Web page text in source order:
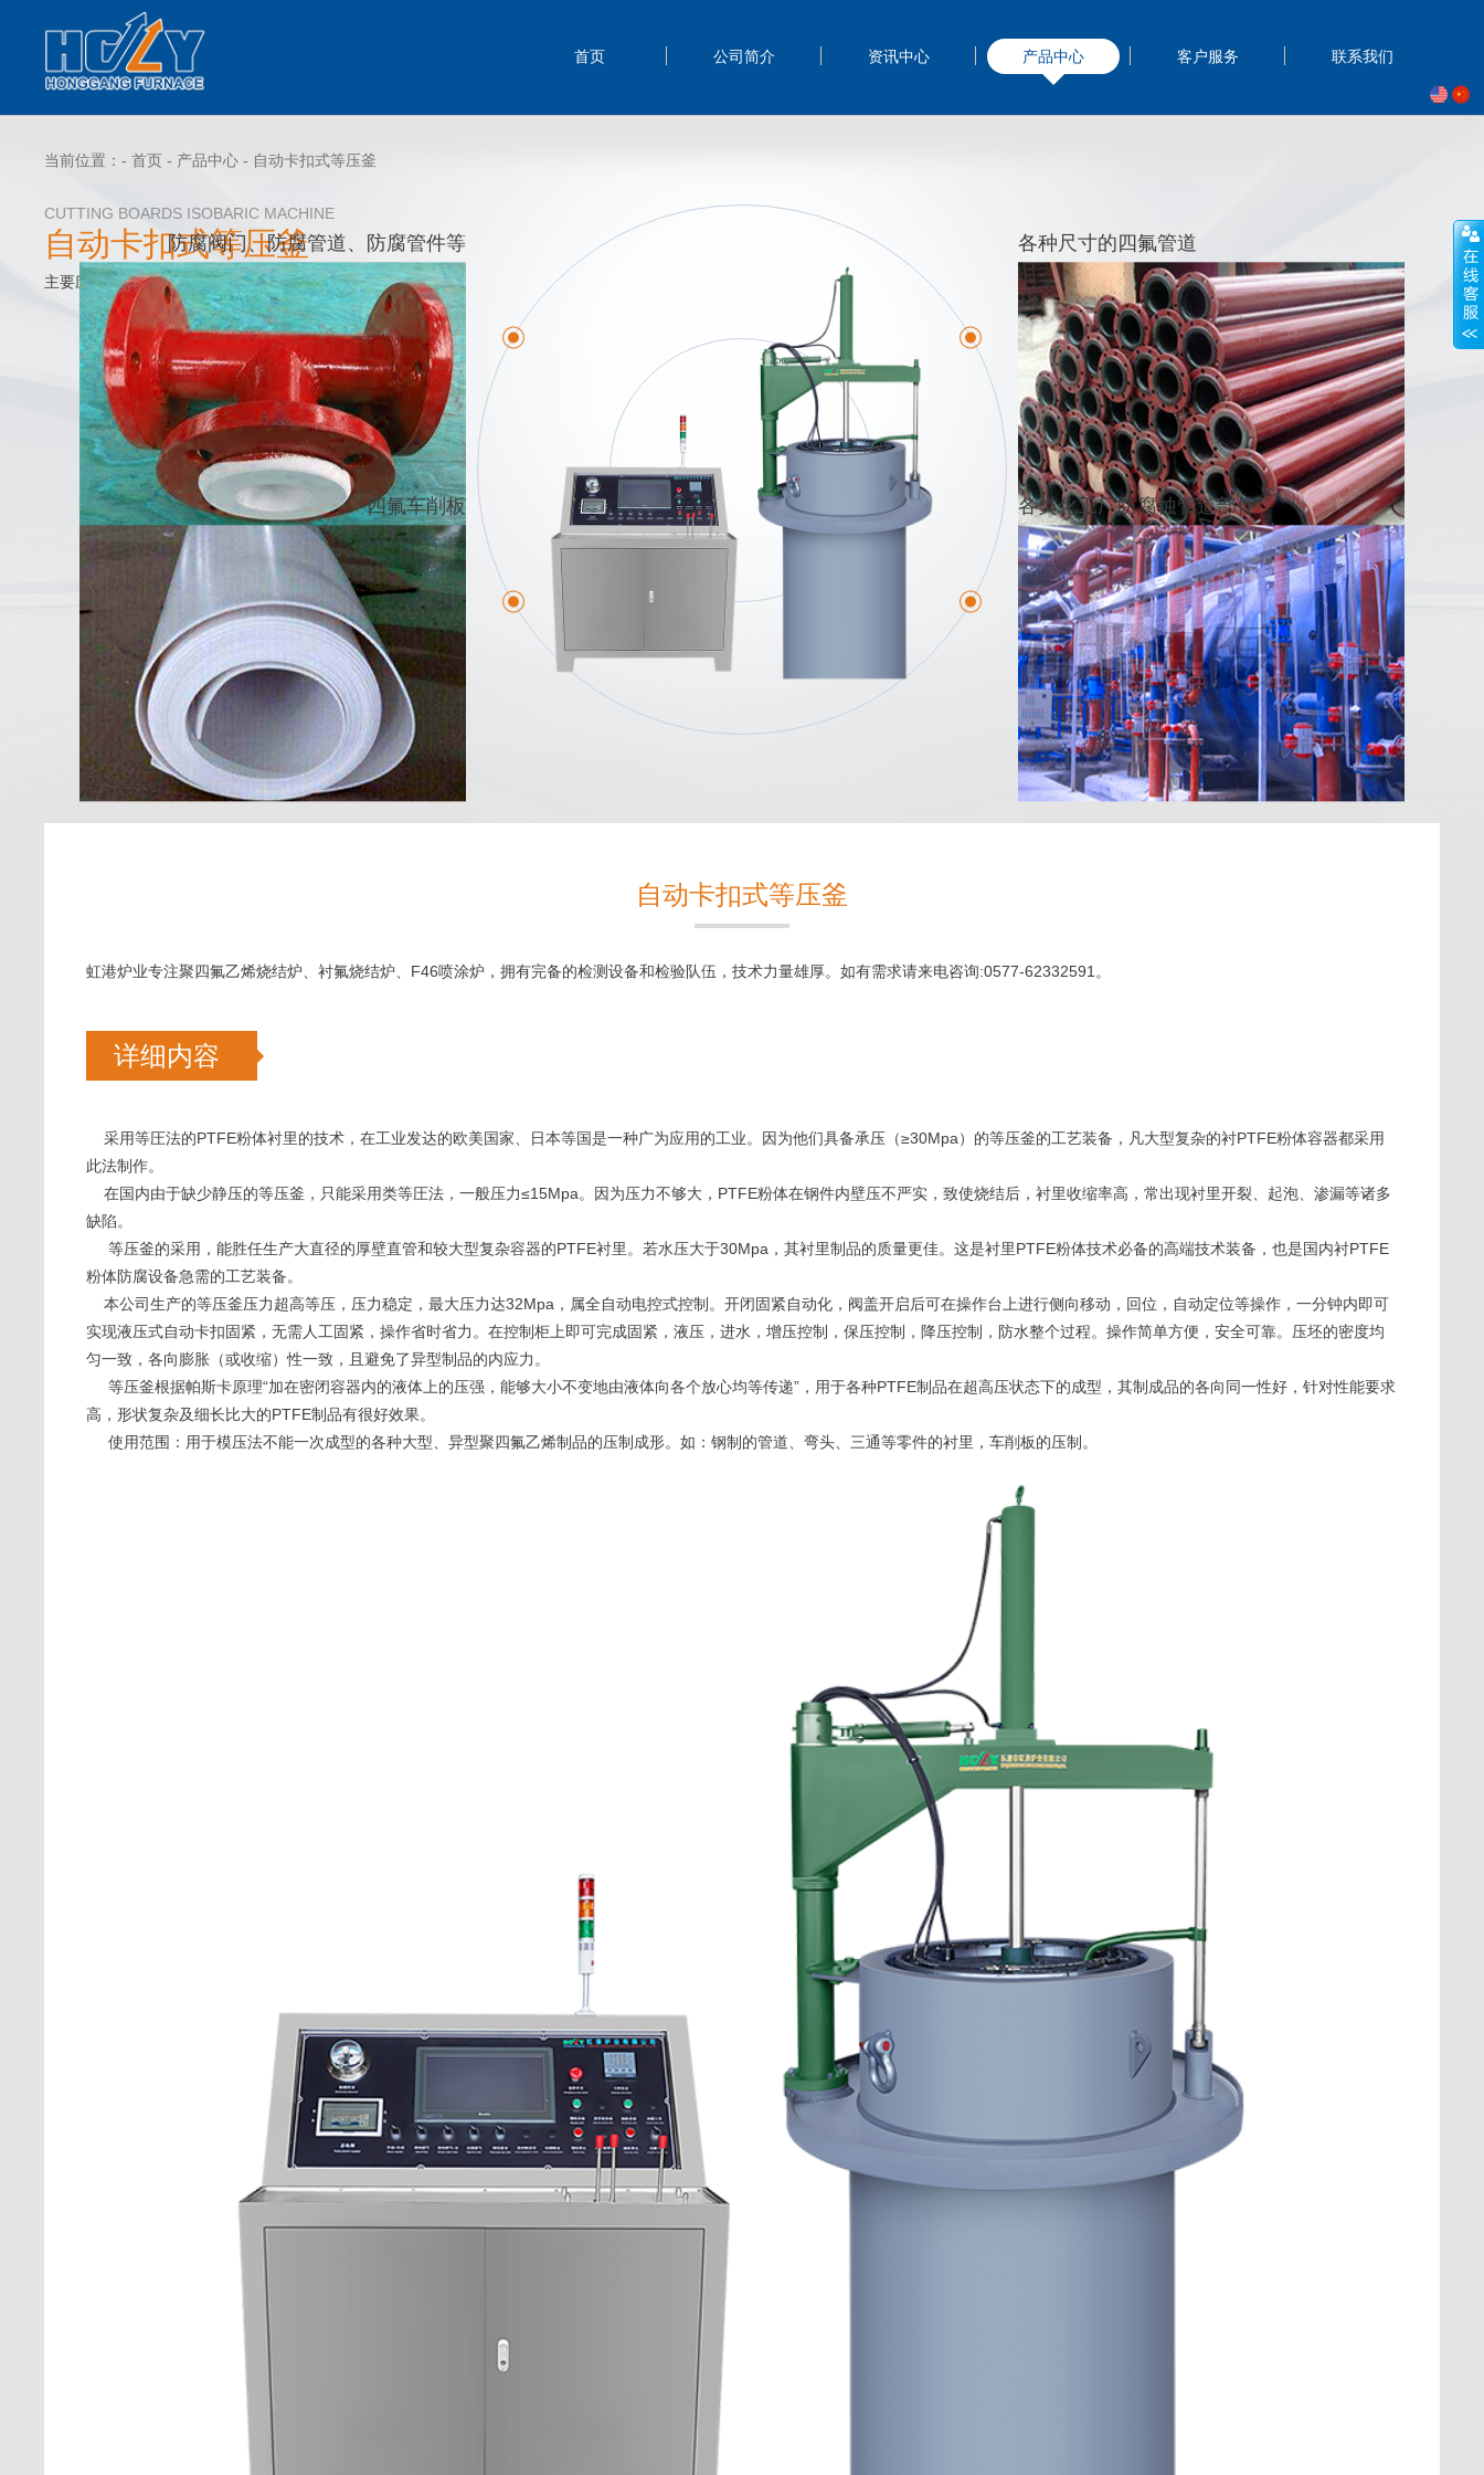
首页 公司简介 资讯中心 产品中心 客户服务 联系我们
当前位置：-首页 - 产品中心 - 自动卡扣式等压釜
CUTTING BOARDS ISOBARIC MACHINE
自动卡扣式等压釜
主要应用于钢衬四氟制品
防腐阀门、防腐管道、防腐管件等
四氟车削板
各种尺寸的四氟管道
各类化工厂防腐蚀管道部件
自动卡扣式等压釜
虹港炉业专注聚四氟乙烯烧结炉、衬氟烧结炉、F46喷涂炉，拥有完备的检测设备和检验队伍，技术力量雄厚。如有需求请来电咨询:0577-62332591。
详细内容
采用等圧法的PTFE粉体衬里的技术，在工业发达的欧美国家、日本等国是一种广为应用的工业。因为他们具备承压（≥30Mpa）的等压釜的工艺装备，凡大型复杂的衬PTFE粉体容器都采用
此法制作。
在国内由于缺少静压的等压釜，只能采用类等圧法，一般压力≤15Mpa。因为压力不够大，PTFE粉体在钢件内壁压不严实，致使烧结后，衬里收缩率高，常出现衬里开裂、起泡、渗漏等诸多
缺陷。
等压釜的采用，能胜任生产大直径的厚壁直管和较大型复杂容器的PTFE衬里。若水压大于30Mpa，其衬里制品的质量更佳。这是衬里PTFE粉体技术必备的高端技术装备，也是国内衬PTFE
粉体防腐设备急需的工艺装备。
本公司生产的等压釜压力超高等压，压力稳定，最大压力达32Mpa，属全自动电控式控制。开闭固紧自动化，阀盖开启后可在操作台上进行侧向移动，回位，自动定位等操作，一分钟内即可
实现液压式自动卡扣固紧，无需人工固紧，操作省时省力。在控制柜上即可完成固紧，液压，进水，增压控制，保压控制，降压控制，防水整个过程。操作简单方便，安全可靠。压坯的密度均
匀一致，各向膨胀（或收缩）性一致，且避免了异型制品的内应力。
等压釜根据帕斯卡原理“加在密闭容器内的液体上的压强，能够大小不变地由液体向各个放心均等传递”，用于各种PTFE制品在超高压状态下的成型，其制成品的各向同一性好，针对性能要求
高，形状复杂及细长比大的PTFE制品有很好效果。
使用范围：用于模压法不能一次成型的各种大型、异型聚四氟乙烯制品的压制成形。如：钢制的管道、弯头、三通等零件的衬里，车削板的压制。